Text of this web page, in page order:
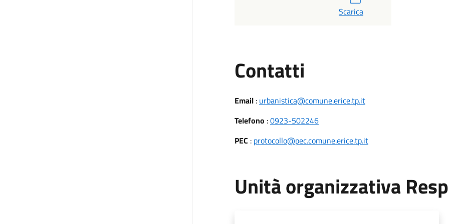
Scarica
Contatti
Email: urbanistica@comune.erice.tp.it
Telefono :0923-502246
PEC : protocollo@pec.comune.erice.tp.it
Unità organizzativa